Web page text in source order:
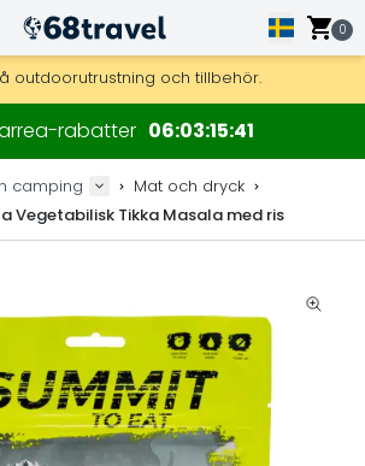
0
är också tillgängligt.
90 dagar för träkartor och dekorationer.
outdoorutrustning och tillbehör.
rabatter 06031541
camping
Mat och dryck
Vegetabilisk Tikka Masala med ris